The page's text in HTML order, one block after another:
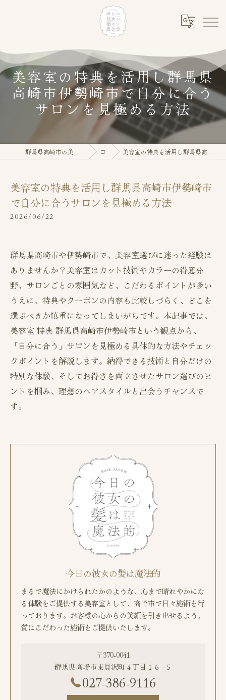
美容室の特典を活用し群馬県
高崎市伊勢崎市で自分に合う
サロンを見極める方法
コラム 美容室の特典を活用し群馬県高崎市伊勢崎市で自分に合うサロンを見極める方法
美容室の特典を活用し群馬県高崎市伊勢崎市
で自分に合うサロンを見極める方法
2026/06/22
群馬県高崎市や伊勢崎市で、美容室選びに迷った経験は
ありませんか？美容室はカット技術やカラーの得意分
野、サロンごとの雰囲気など、こだわるポイントが多い
うえに、特典やクーポンの内容も比較しづらく、どこを
選ぶべきか慎重になってしまいがちです。本記事では、
美容室 特典 群馬県高崎市伊勢崎市という観点から、
「自分に合う」サロンを見極める具体的な方法やチェッ
クポイントを解説します。納得できる技術と自分だけの
特別な体験、そしてお得さを両立させたサロン選びのヒ
ントを掴み、理想のヘアスタイルと出会うチャンスで
す。
今日の彼女の髪は魔法的
まるで魔法にかけられたかのような、心まで晴れやかにな
る体験をご提供する美容室として、高崎市で日々施術を行
っております。お客様の心からの笑顔を引き出せるよう、
質にこだわった施術をご提供いたします。
〒370-0041
群馬県高崎市東貝沢町４丁目１６−５
027-386-9116